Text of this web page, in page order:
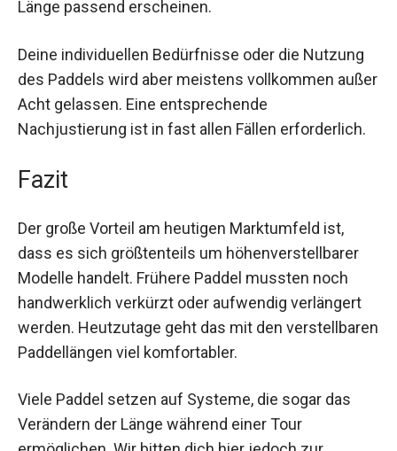
Länge passend erscheinen.
Deine individuellen Bedürfnisse oder die Nutzung
des Paddels wird aber meistens vollkommen außer
Acht gelassen. Eine entsprechende
Nachjustierung ist in fast allen Fällen erforderlich.
Fazit
Der große Vorteil am heutigen Marktumfeld ist,
dass es sich größtenteils um höhenverstellbarer
Modelle handelt. Frühere Paddel mussten noch
handwerklich verkürzt oder aufwendig verlängert
werden. Heutzutage geht das mit den verstellbaren
Paddellängen viel komfortabler.
Viele Paddel setzen auf Systeme, die sogar das
Verändern der Länge während einer Tour